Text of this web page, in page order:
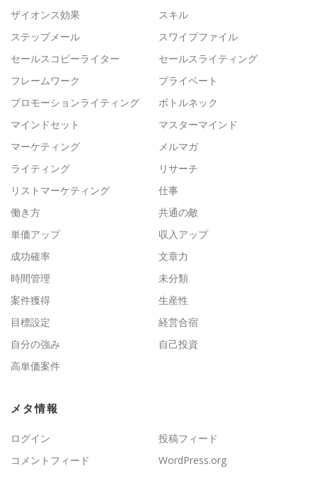
ザイオンス効果
スキル
ステップメール
スワイプファイル
セールスコピーライター
セールスライティング
フレームワーク
プライベート
プロモーションライティング
ボトルネック
マインドセット
マスターマインド
マーケティング
メルマガ
ライティング
リサーチ
リストマーケティング
仕事
働き方
共通の敵
単価アップ
収入アップ
成功確率
文章力
時間管理
未分類
案件獲得
生産性
目標設定
経営合宿
自分の強み
自己投資
高単価案件
メタ情報
ログイン
投稿フィード
コメントフィード
WordPress.org